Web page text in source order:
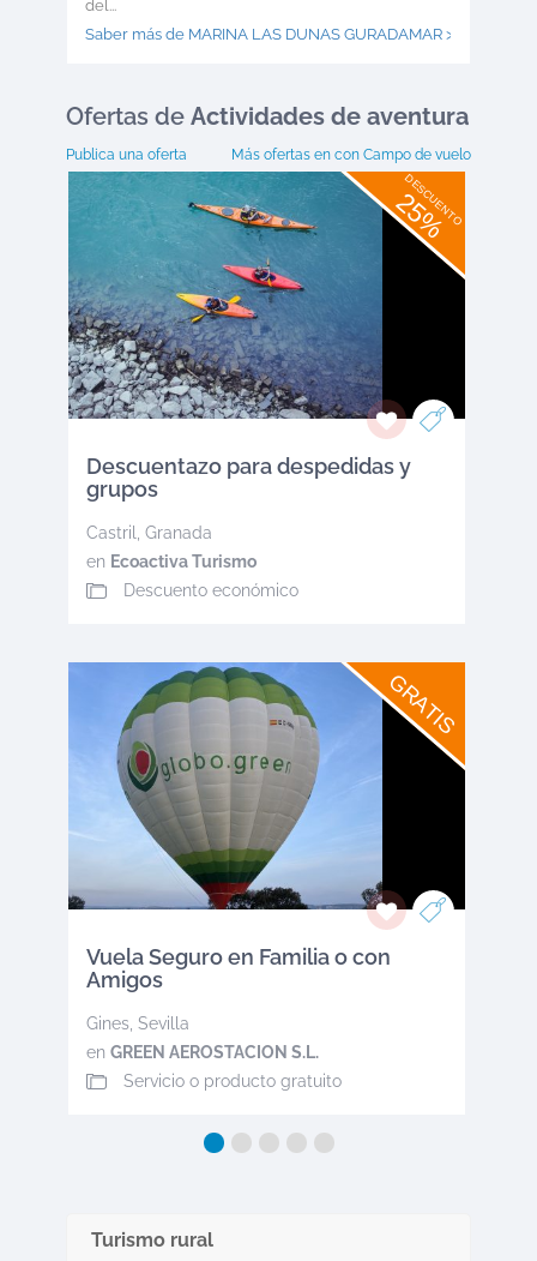
del...
Saber más de MARINA LAS DUNAS GURADAMAR >
Ofertas de Actividades de aventura
Publica una oferta Más ofertas en con Campo de vuelo
DESCUENTO
25%
Descuentazo para despedidas y
grupos
Castril
Granada
en Ecoactiva Turismo
Descuento económico
GRATIS
Vuela Seguro en Familia o con
Amigos
Gines, Sevilla
en GREEN AEROSTACION S.L.
Servicio o producto gratuito
Turismo rural